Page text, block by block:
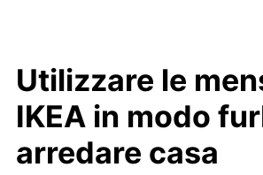
Utilizzare le
IKEA in modo
arredare casa